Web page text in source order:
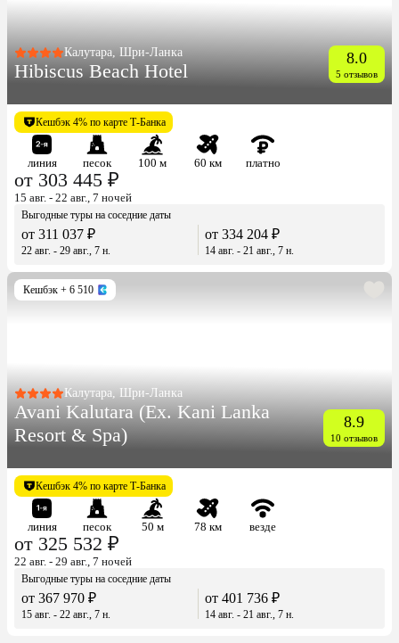
Калутара, Шри-Ланка
Hibiscus Beach Hotel
8.0
5 отзывов
Кешбэк 4% по карте Т-Банка
линия песок 100 м 60 км платно
от 303 445 ₽
15 авг. - 22 авг., 7 ночей
Выгодные туры на соседние даты
от 311 037 ₽
22 авг. - 29 авг., 7 н.
от 334 204 ₽
14 авг. - 21 авг., 7 н.
Кешбэк + 6 510
Калутара, Шри-Ланка
Avani Kalutara (Ex. Kani Lanka
Resort & Spa)
8.9
10 отзывов
Кешбэк 4% по карте Т-Банка
линия песок 50 м 78 км везде
от 325 532 ₽
22 авг. - 29 авг., 7 ночей
Выгодные туры на соседние даты
от 367 970 ₽
15 авг. - 22 авг., 7 н.
от 401 736 ₽
14 авг. - 21 авг., 7 н.